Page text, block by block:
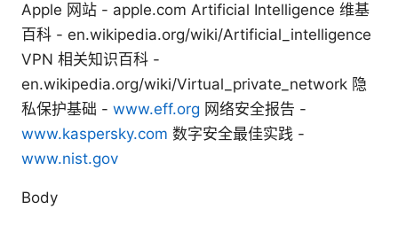
Apple 网站 - apple.com Artificial Intelligence 维基
百科 - en.wikipedia.org/wiki/Artificial_intelligence
VPN 相关知识百科 -
en.wikipedia.org/wiki/Virtual_private_network 隐
私保护基础 - www.eff.org 网络安全报告 -
www.kaspersky.com 数字安全最佳实践 -
www.nist.gov
Body